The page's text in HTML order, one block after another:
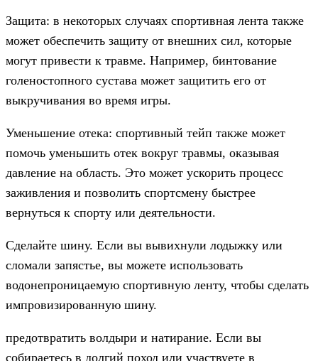
Защита: в некоторых случаях спортивная лента также
может обеспечить защиту от внешних сил, которые
могут привести к травме. Например, бинтование
голеностопного сустава может защитить его от
выкручивания во время игры.
Уменьшение отека: спортивный тейп также может
помочь уменьшить отек вокруг травмы, оказывая
давление на область. Это может ускорить процесс
заживления и позволить спортсмену быстрее
вернуться к спорту или деятельности.
Сделайте шину. Если вы вывихнули лодыжку или
сломали запястье, вы можете использовать
водонепроницаемую спортивную ленту, чтобы сделать
импровизированную шину.
предотвратить волдыри и натирание. Если вы
собираетесь в долгий поход или участвуете в